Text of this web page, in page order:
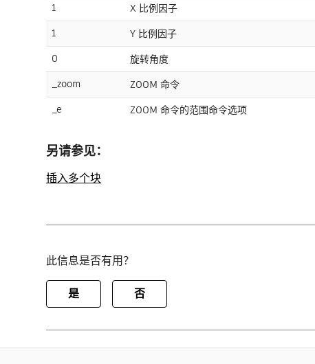
1
X 比例因子
1
Y 比例因子
0
旋转角度
_zoom
ZOOM 命令
_e
ZOOM 命令的范围命令选项
另请参见：
插入多个块
此信息是否有用？
是 否